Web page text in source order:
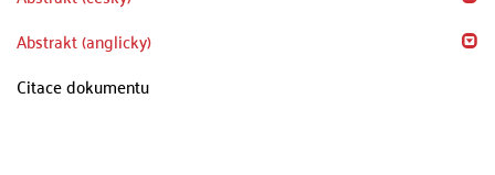
Abstrakt (anglicky)
Citace dokumentu